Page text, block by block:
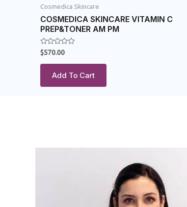
Cosmedica Skincare
COSMEDICA SKINCARE VITAMIN C
PREP&TONER AM PM
Rated
0
out
$570.00
Add To Cart